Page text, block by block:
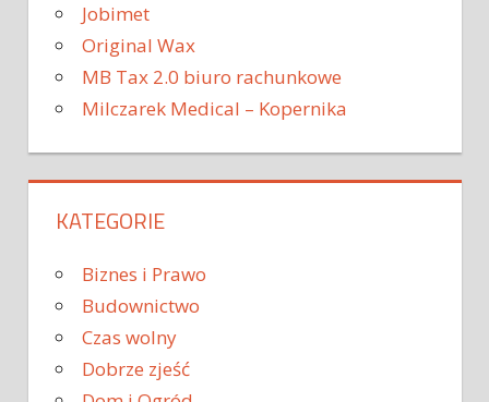
Jobimet
Original Wax
MB Tax 2.0 biuro rachunkowe
Milczarek Medical – Kopernika
KATEGORIE
Biznes i Prawo
Budownictwo
Czas wolny
Dobrze zjeść